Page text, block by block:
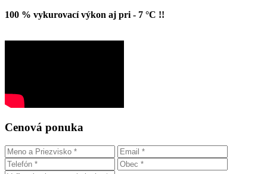
100 % vykurovací výkon aj pri - 7 °C !!
Cenová ponuka